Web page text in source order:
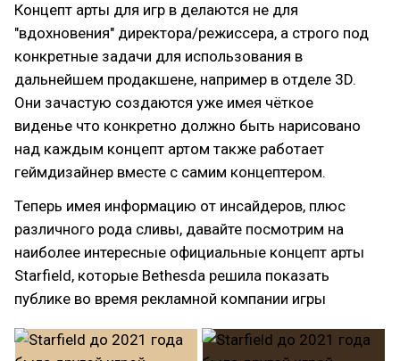
Концепт арты для игр в делаются не для
"вдохновения" директора/режиссера, а строго под
конкретные задачи для использования в
дальнейшем продакшене, например в отделе 3D.
Они зачастую создаются уже имея чёткое
виденье что конкретно должно быть нарисовано
над каждым концепт артом также работает
геймдизайнер вместе с самим концептером.
Теперь имея информацию от инсайдеров, плюс
различного рода сливы, давайте посмотрим на
наиболее интересные официальные концепт арты
Starfield, которые Bethesda решила показать
публике во время рекламной компании игры